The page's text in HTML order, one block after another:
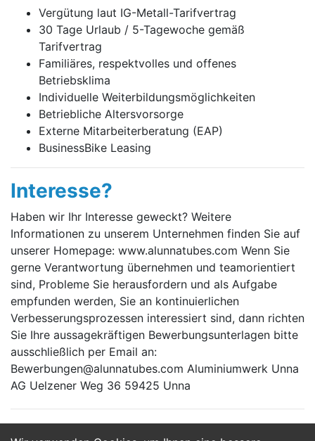
Vergütung laut IG-Metall-Tarifvertrag
30 Tage Urlaub / 5-Tagewoche gemäß
Tarifvertrag
Familiäres, respektvolles und offenes
Betriebsklima
Individuelle Weiterbildungsmöglichkeiten
Betriebliche Altersvorsorge
Externe Mitarbeiterberatung (EAP)
BusinessBike Leasing
Interesse?
Haben wir Ihr Interesse geweckt? Weitere
Informationen zu unserem Unternehmen finden Sie auf
unserer Homepage: www.alunnatubes.com Wenn Sie
gerne Verantwortung übernehmen und teamorientiert
sind, Probleme Sie herausfordern und als Aufgabe
empfunden werden, Sie an kontinuierlichen
Verbesserungsprozessen interessiert sind, dann richten
Sie Ihre aussagekräftigen Bewerbungsunterlagen bitte
ausschließlich per Email an:
Bewerbungen@alunnatubes.com Aluminiumwerk Unna
AG Uelzener Weg 36 59425 Unna